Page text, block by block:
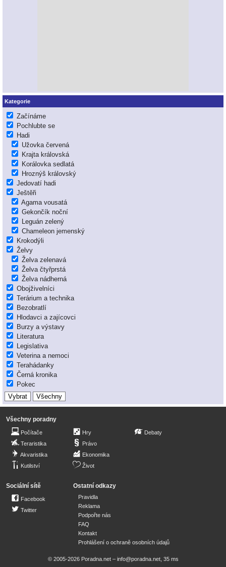
Kategorie
Začínáme
Pochlubte se
Hadi
Užovka červená
Krajta královská
Korálovka sedlatá
Hroznýš královský
Jedovatí hadi
Ještěři
Agama vousatá
Gekončík noční
Leguán zelený
Chameleon jemenský
Krokodýli
Želvy
Želva zelenavá
Želva čtyřprstá
Želva nádherná
Obojživelníci
Terárium a technika
Bezobratlí
Hlodavci a zajícovci
Burzy a výstavy
Literatura
Legislativa
Veterina a nemoci
Terahádanky
Černá kronika
Pokec
Všechny poradny
Počítače
Teraristika
Akvaristika
Kutilství
Hry
Právo
Ekonomika
Život
Debaty
Sociální sítě
Facebook
Twitter
Ostatní odkazy
Pravidla
Reklama
Podpořte nás
FAQ
Kontakt
Prohlášení o ochraně osobních údajů
© 2005-2026 Poradna.net – info@poradna.net, 35 ms